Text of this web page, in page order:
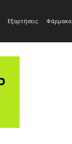
Εξαρτήσεις Φάρμακα